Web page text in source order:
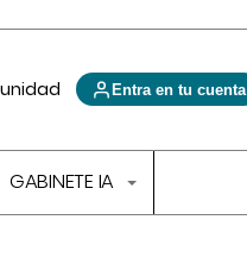
Entra en tu cuenta
GABINETE IA